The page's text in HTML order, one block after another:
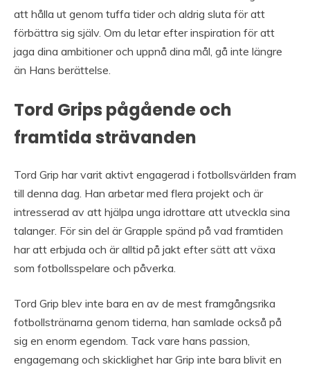
att hålla ut genom tuffa tider och aldrig sluta för att
förbättra sig själv. Om du letar efter inspiration för att
jaga dina ambitioner och uppnå dina mål, gå inte längre
än Hans berättelse.
Tord Grips pågående och
framtida strävanden
Tord Grip har varit aktivt engagerad i fotbollsvärlden fram
till denna dag. Han arbetar med flera projekt och är
intresserad av att hjälpa unga idrottare att utveckla sina
talanger. För sin del är Grapple spänd på vad framtiden
har att erbjuda och är alltid på jakt efter sätt att växa
som fotbollsspelare och påverka.
Tord Grip blev inte bara en av de mest framgångsrika
fotbollstränarna genom tiderna, han samlade också på
sig en enorm egendom. Tack vare hans passion,
engagemang och skicklighet har Grip inte bara blivit en